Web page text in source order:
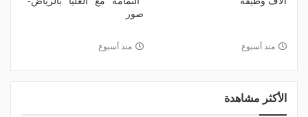
منذ أسبوع
صور
منذ أسبوع
الأكثر مشاهدة